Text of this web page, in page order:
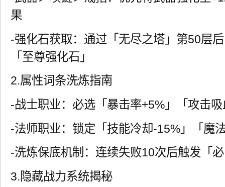
果
-强化石获取：通过「无尽之塔」第50层
「至尊强化石」
2.属性词条洗炼指南
-战士职业：必选「暴击率+5%」「攻击
-法师职业：锁定「技能冷却-15%」「魔
-洗炼保底机制：连续失败10次后触发「
3.隐藏战力系统揭秘